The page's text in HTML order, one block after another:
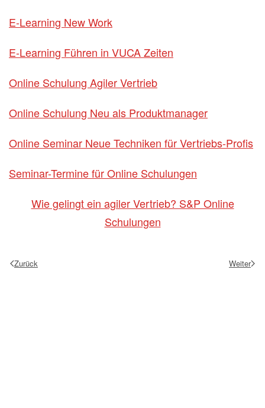
E-Learning New Work
E-Learning Führen in VUCA Zeiten
Online Schulung Agiler Vertrieb
Online Schulung Neu als Produktmanager
Online Seminar Neue Techniken für Vertriebs-Profis
Seminar-Termine für Online Schulungen
Wie gelingt ein agiler Vertrieb? S&P Online
Schulungen
Zurück Weiter